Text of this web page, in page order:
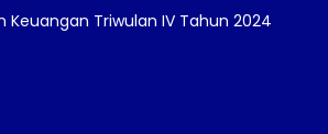
Keuangan Triwulan IV Tahun 2024